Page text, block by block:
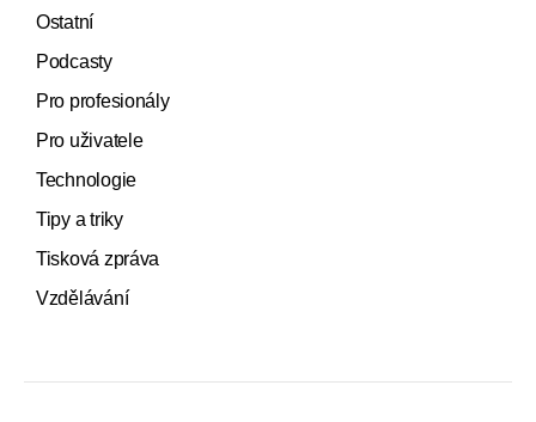
Ostatní
Podcasty
Pro profesionály
Pro uživatele
Technologie
Tipy a triky
Tisková zpráva
Vzdělávání